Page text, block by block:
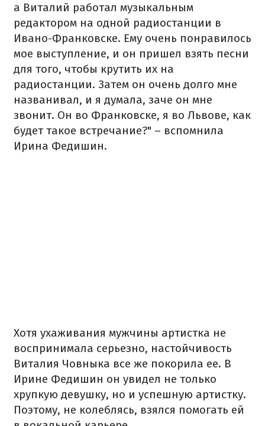
а Виталий работал музыкальным
редактором на одной радиостанции в
Ивано-Франковске. Ему очень понравилось
мое выступление, и он пришел взять песни
для того, чтобы крутить их на
радиостанции. Затем он очень долго мне
названивал, и я думала, заче он мне
звонит. Он во Франковске, я во Львове, как
будет такое встречание?" – вспомнила
Ирина Федишин.
Хотя ухаживания мужчины артистка не
воспринимала серьезно, настойчивость
Виталия Човныка все же покорила ее. В
Ирине Федишин он увидел не только
хрупкую девушку, но и успешную артистку.
Поэтому, не колеблясь, взялся помогать ей